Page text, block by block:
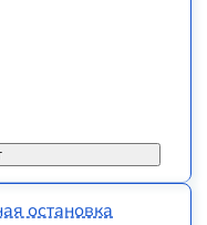
остановка